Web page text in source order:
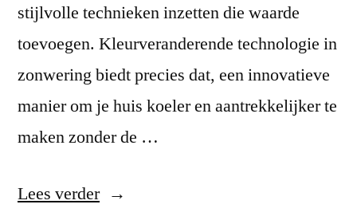
stijlvolle technieken inzetten die waarde
toevoegen. Kleurveranderende technologie in
zonwering biedt precies dat, een innovatieve
manier om je huis koeler en aantrekkelijker te
maken zonder de …
Lees verder“Nieuwe